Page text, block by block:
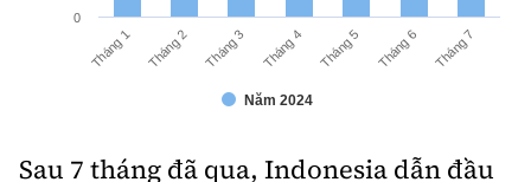
Năm 2024
Tháng 1 Tháng 2 Tháng 3 Tháng 4 Tháng 5 Tháng 6 Tháng 7
0
Sau 7 tháng đã qua, Indonesia dẫn đầu